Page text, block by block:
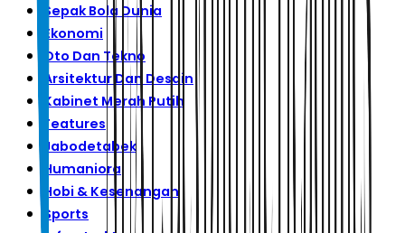
Sepak Bola Dunia
Ekonomi
Oto Dan Tekno
Arsitektur Dan Desain
Kabinet Merah Putih
Features
Jabodetabek
Humaniora
Hobi & Kesenangan
Sports